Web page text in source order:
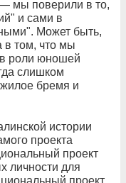
мы поверили в то,
и сами в
Может быть,
в том, что мы
в роли юношей
слишком
бремя и
истории
проекта
проект
личности для
проект